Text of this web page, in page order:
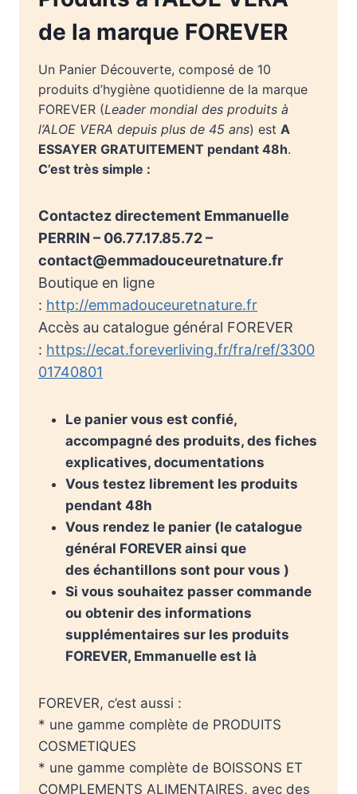
de la marque FOREVER
Un Panier Découverte, composé de 10
produits d’hygiène quotidienne de la marque
FOREVER (Leader mondial des produits à
l’ALOE VERA depuis plus de 45 ans) est A
ESSAYER GRATUITEMENT pendant 48h.
C’est très simple :
Contactez directement Emmanuelle
PERRIN – 06.77.17.85.72 –
contact@emmadouceuretnature.fr
Boutique en ligne
: http://emmadouceuretnature.fr
Accès au catalogue général FOREVER
: https://ecat.foreverliving.fr/fra/ref/3300
01740801
Le panier vous est confié,
accompagné des produits, des fiches
explicatives, documentations
Vous testez librement les produits
pendant 48h
Vous rendez le panier (le catalogue
général FOREVER ainsi que
des échantillons sont pour vous )
Si vous souhaitez passer commande
ou obtenir des informations
supplémentaires sur les produits
FOREVER, Emmanuelle est là
FOREVER, c’est aussi :
* une gamme complète de PRODUITS
COSMETIQUES
* une gamme complète de BOISSONS ET
COMPLEMENTS ALIMENTAIRES, avec des